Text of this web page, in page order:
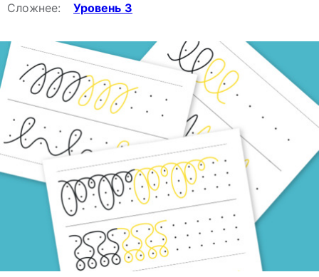
Сложнее: Уровень 3